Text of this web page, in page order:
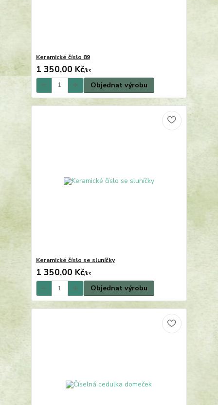
Keramické číslo 89
1 350,00 Kč/ks
Objednat výrobu
Keramické číslo se sluníčky
1 350,00 Kč/ks
Objednat výrobu